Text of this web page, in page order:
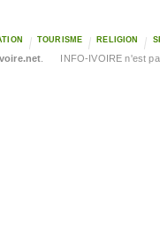
TOURISME RELIGION
. INFO-IVOIRE n'est